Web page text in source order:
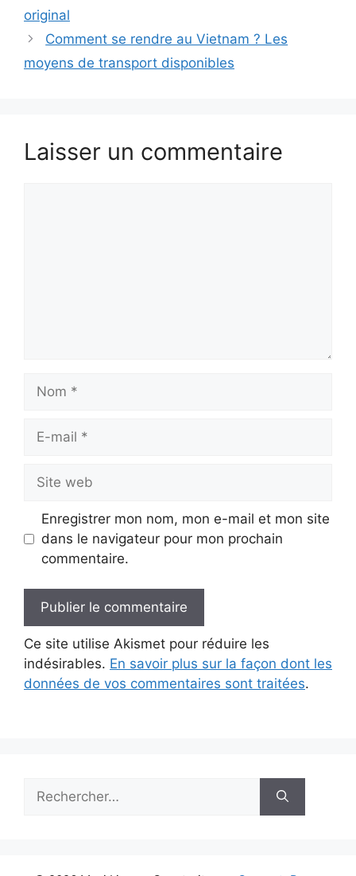
original
Comment se rendre au Vietnam ? Les
moyens de transport disponibles
Laisser un commentaire
mail
web
Enregistrer mon nom, mon e-mail et mon site
dans le navigateur pour mon prochain
commentaire.
Ce site utilise Akismet pour réduire les
indésirables. En savoir plus sur la façon dont les
données de vos commentaires sont traitées.